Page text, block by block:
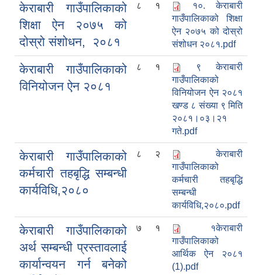
केराबारी गाउँपालिकाको
शिक्षा ऐन २०७५ को
दोस्रो संशोधन, २०८१
८ १
१०. केराबारी
गाउँपालिकाको शिक्षा
ऐन २०७५ को दोस्रो
संशोधन २०८१.pdf
केराबारी गाउँपालिकाको
विनियोजन ऐन २०८१
८ १
९ केराबारी
गाउँपालिकाको
विनियोजन ऐन २०८१
खण्ड ८ संख्या ९ मिति
२०८१।०३।२१
गते.pdf
केराबारी गाउँपालिकाको
कर्मचारी तहबृद्धि सम्बन्धी
कार्यविधि,२०८०
८ २
केराबारी
गाउँपालिकाको
कर्मचारी तहबृद्धि
सम्बन्धी
कार्यविधि,२०८०.pdf
केराबारी गाउँपालिकाको
अर्थ सम्बन्धी प्रस्तावलाई
कार्यान्वयन गर्न बनेको
७ १
१केराबारी
गाउँपालिकाको
आर्थिक ऐन २०८१
(1).pdf